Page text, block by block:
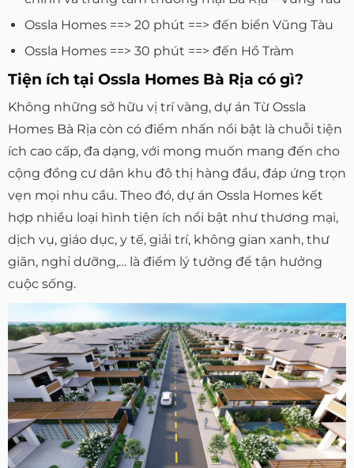
Ossla Homes ==> 20 phút ==> đến biển Vũng Tàu
Ossla Homes ==> 30 phút ==> đến Hồ Tràm
Tiện ích tại Ossla Homes Bà Rịa có gì?
Không những sở hữu vị trí vàng, dự án Từ Ossla
Homes Bà Rịa còn có điểm nhấn nổi bật là chuỗi tiện
ích cao cấp, đa dạng, với mong muốn mang đến cho
cộng đồng cư dân khu đô thị hàng đầu, đáp ứng trọn
vẹn mọi nhu cầu. Theo đó, dự án Ossla Homes kết
hợp nhiều loại hình tiện ích nổi bật như thương mại,
dịch vụ, giáo dục, y tế, giải trí, không gian xanh, thư
giãn, nghỉ dưỡng,… là điểm lý tưởng để tận hưởng
cuộc sống.